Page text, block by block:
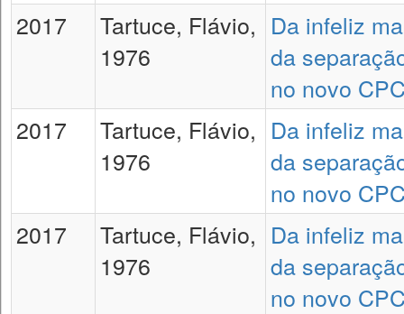
2017
Tartuce, Flávio,
1976
Da infeliz
da
no novo
2017
Tartuce, Flávio,
1976
Da infeliz
da
no novo
2017
Tartuce, Flávio,
1976
Da infeliz
da
no novo